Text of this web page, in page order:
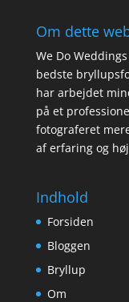
Om dette
We Do
bedste
har arbejdet
på et
fotograferet
af erfaring og
Indhold
Forsiden
Bloggen
Bryllup
Om